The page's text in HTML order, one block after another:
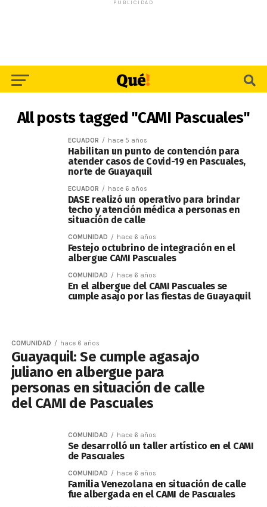
PUBLICIDAD
All posts tagged "CAMI Pascuales"
ECUADOR hace 5 años
Habilitan un punto de contención para
atender casos de Covid-19 en Pascuales,
norte de Guayaquil
ECUADOR hace 6 años
DASE realizó un operativo para brindar
techo y atención médica a personas en
situación de calle
COMUNIDAD hace 6 años
Festejo octubrino de integración en el
albergue CAMI Pascuales
COMUNIDAD hace 6 años
En el albergue del CAMI Pascuales se
cumple asajo por las fiestas de Guayaquil
COMUNIDAD hace 6 años
Guayaquil: Se cumple agasajo
juliano en albergue para
personas en situación de calle
del CAMI de Pascuales
COMUNIDAD hace 6 años
Se desarrolló un taller artístico en el CAMI
de Pascuales
COMUNIDAD hace 6 años
Familia Venezolana en situación de calle
fue albergada en el CAMI de Pascuales